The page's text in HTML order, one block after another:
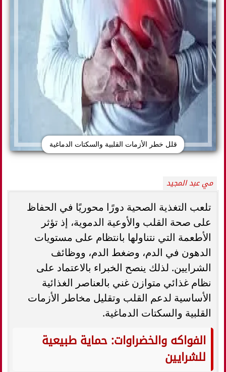
قلل خطر الأزمات القلبية والسكتات الدماغية
مي عبد المجيد
تلعب التغذية الصحية دورًا محوريًا في الحفاظ
على صحة القلب والأوعية الدموية، إذ تؤثر
الأطعمة التي نتناولها بانتظام على مستويات
الدهون في الدم، وضغط الدم، ووظائف
الشرايين. لذلك ينصح الخبراء بالاعتماد على
نظام غذائي متوازن غني بالعناصر الغذائية
الأساسية لدعم القلب وتقليل مخاطر الأزمات
القلبية والسكتات الدماغية.
الفواكه والخضراوات: حماية طبيعية
للشرايين